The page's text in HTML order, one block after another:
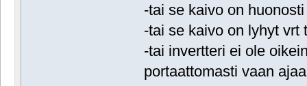
-tai se kaivo on
-tai se kaivo on lyhyt vrt
-tai invertteri ei ole
portaattomasti vaan